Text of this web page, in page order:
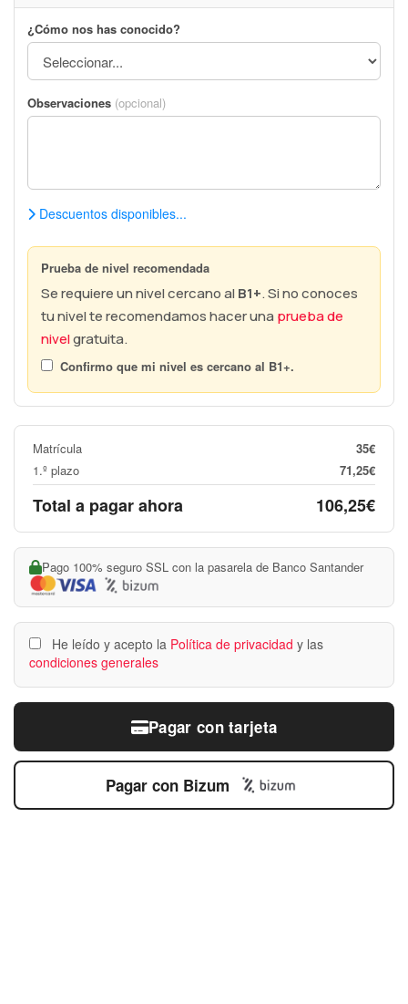
¿Cómo nos has conocido?
Observaciones (opcional)
Descuentos disponibles...
Prueba de nivel recomendada
Se requiere un nivel cercano al B1+. Si no conoces
tu nivel te recomendamos hacer una prueba de
nivelgratuita.
Confirmo que mi nivel es cercano al B1+.
Matrícula
35€
1.º plazo
71,25€
Total a pagar ahora 106,25€
Pago 100% seguro SSL con la pasarela de Banco Santander
He leído y acepto la Política de privacidad y las
condiciones generales
Pagar con tarjeta
Pagar con Bizum